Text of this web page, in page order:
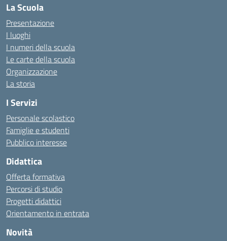
La Scuola
Presentazione
I luoghi
I numeri della scuola
Le carte della scuola
Organizzazione
La storia
I Servizi
Personale scolastico
Famiglie e studenti
Pubblico interesse
Didattica
Offerta formativa
Percorsi di studio
Progetti didattici
Orientamento in entrata
Novità